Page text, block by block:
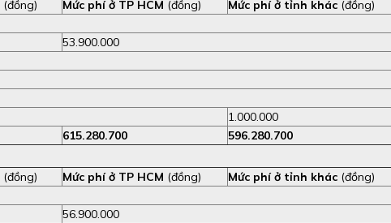
(đồng) Mức phí ở TP HCM (đồng) Mức phí ở tỉnh khác (đồng)
53.900.000
1.000.000
615.280.700
596.280.700
(đồng) Mức phí ở TP HCM (đồng) Mức phí ở tỉnh khác (đồng)
56.900.000